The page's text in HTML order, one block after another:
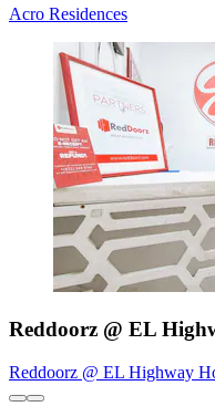
Acro Residences
Reddoorz @ EL
Reddoorz @ EL Highway